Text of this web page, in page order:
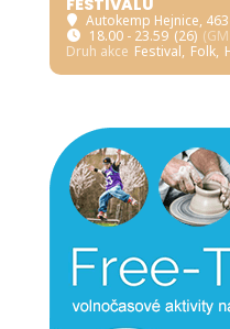
Autokemp Hejnice,
18.00 - 23.59 (26)
Druh akce Festival, Folk,